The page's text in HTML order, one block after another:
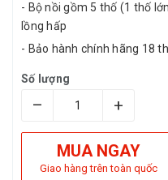
- Bộ nồi gồm 5 thố (1 thố
lồng hấp
- Bảo hành chính hãng 18
Số lượng
– +
MUA NGAY
Giao hàng trên toàn quốc